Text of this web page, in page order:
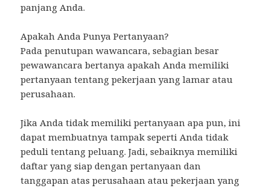
panjang Anda.
Apakah Anda Punya Pertanyaan?
Pada penutupan wawancara, sebagian besar
pewawancara bertanya apakah Anda memiliki
pertanyaan tentang pekerjaan yang lamar atau
perusahaan.
Jika Anda tidak memiliki pertanyaan apa pun, ini
dapat membuatnya tampak seperti Anda tidak
peduli tentang peluang. Jadi, sebaiknya memiliki
daftar yang siap dengan pertanyaan dan
tanggapan atas perusahaan atau pekerjaan yang